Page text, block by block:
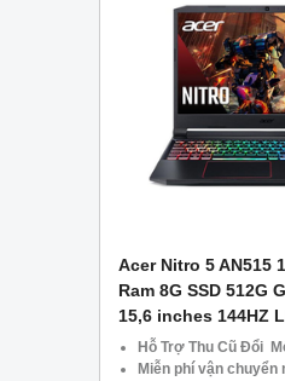
Acer Nitro 5 AN515
Ram 8G SSD 512G
15,6 inches 144HZ
Hỗ Trợ Thu Cũ Đổi
Miễn phí vận chuyển